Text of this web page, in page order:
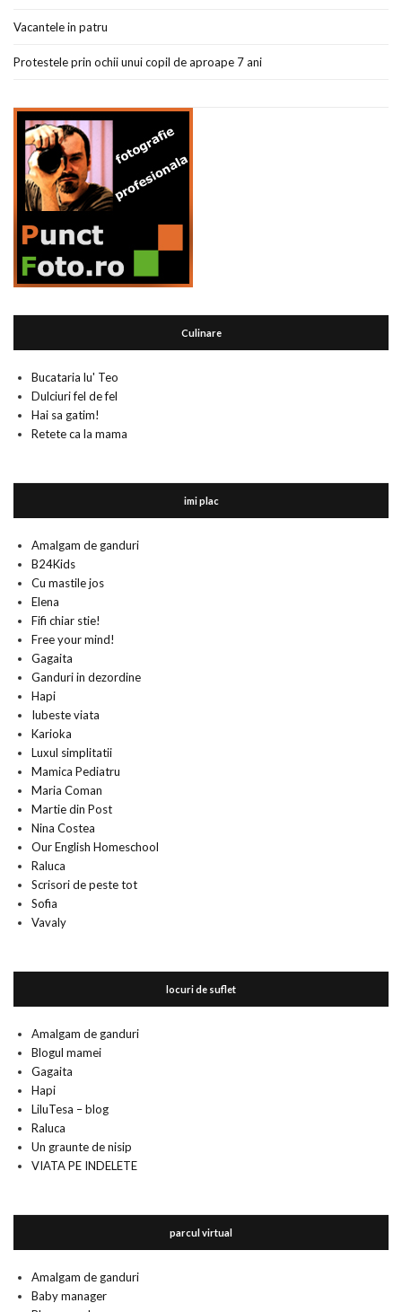
Vacantele in patru
Protestele prin ochii unui copil de aproape 7 ani
Culinare
Bucataria lu' Teo
Dulciuri fel de fel
Hai sa gatim!
Retete ca la mama
imi plac
Amalgam de ganduri
B24Kids
Cu mastile jos
Elena
Fifi chiar stie!
Free your mind!
Gagaita
Ganduri in dezordine
Hapi
Iubeste viata
Karioka
Luxul simplitatii
Mamica Pediatru
Maria Coman
Martie din Post
Nina Costea
Our English Homeschool
Raluca
Scrisori de peste tot
Sofia
Vavaly
locuri de suflet
Amalgam de ganduri
Blogul mamei
Gagaita
Hapi
LiluTesa – blog
Raluca
Un graunte de nisip
VIATA PE INDELETE
parcul virtual
Amalgam de ganduri
Baby manager